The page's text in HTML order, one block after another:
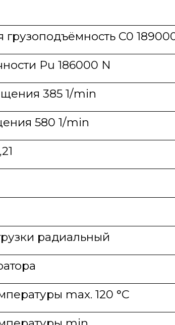
грузоподъёмность C0
Pu 186000 N
385 1/min
580 1/min
радиальный
max. 120 °С